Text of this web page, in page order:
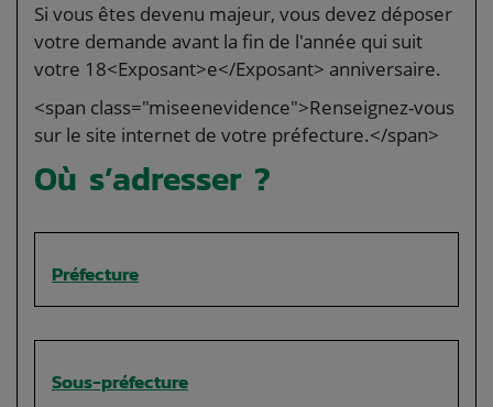
Si vous êtes devenu majeur, vous devez déposer
votre demande avant la fin de l'année qui suit
votre 18<Exposant>e</Exposant> anniversaire.
<span class="miseenevidence">Renseignez-vous
sur le site internet de votre préfecture.</span>
Où s’adresser ?
Préfecture
Sous-préfecture